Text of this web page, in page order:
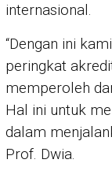
internasional.
“Dengan ini
peringkat
memperoleh
Hal ini untuk
dalam
Prof. Dwia.